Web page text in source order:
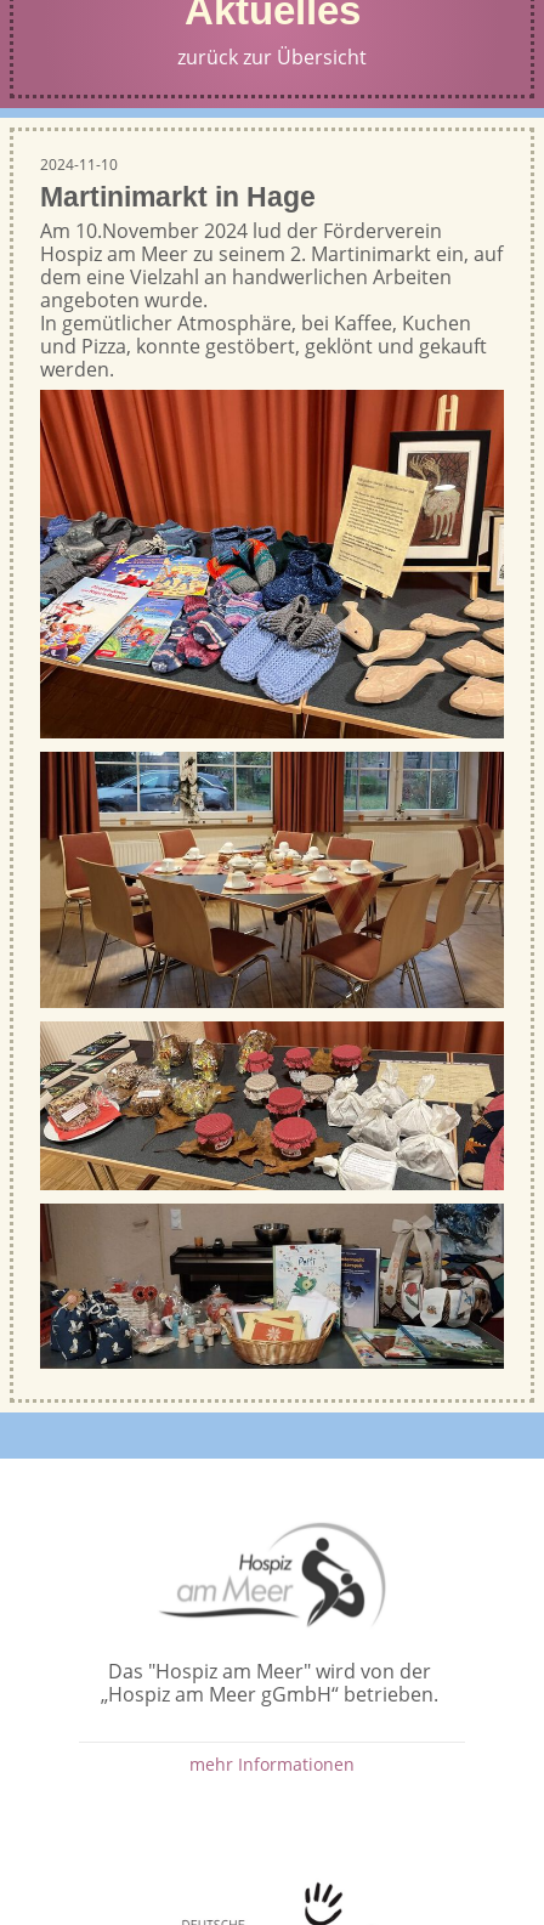
Aktuelles
zurück zur Übersicht
2024-11-10
Martinimarkt in Hage
Am 10.November 2024 lud der Förderverein
Hospiz am Meer zu seinem 2. Martinimarkt ein, auf
dem eine Vielzahl an handwerlichen Arbeiten
angeboten wurde.
In gemütlicher Atmosphäre, bei Kaffee, Kuchen
und Pizza, konnte gestöbert, geklönt und gekauft
werden.
Das "Hospiz am Meer" wird von der
„Hospiz am Meer gGmbH“ betrieben.
mehr Informationen